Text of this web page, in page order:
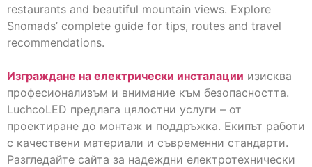
restaurants and beautiful mountain views. Explore
Snomads’ complete guide for tips, routes and travel
recommendations.
Изграждане на електрически инсталации изисква
професионализъм и внимание към безопасността.
LuchcoLED предлага цялостни услуги – от
проектиране до монтаж и поддръжка. Екипът работи
с качествени материали и съвременни стандарти.
Разгледайте сайта за надеждни електротехнически